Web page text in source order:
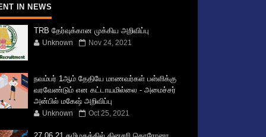
IN NEWS
TRB தேர்வுக்கான முக்கிய அறிவிப்பு
Unknown Nov 24, 2021
நவம்பர் 1ஆம் தேதியே மாணவர்கள் பள்ளிக்கு
வரவேண்டும் என கட்டாயமில்லை - அமைச்சர்
அன்பில் மகேஷ் அறிவிப்பு
Unknown Oct 25, 2021